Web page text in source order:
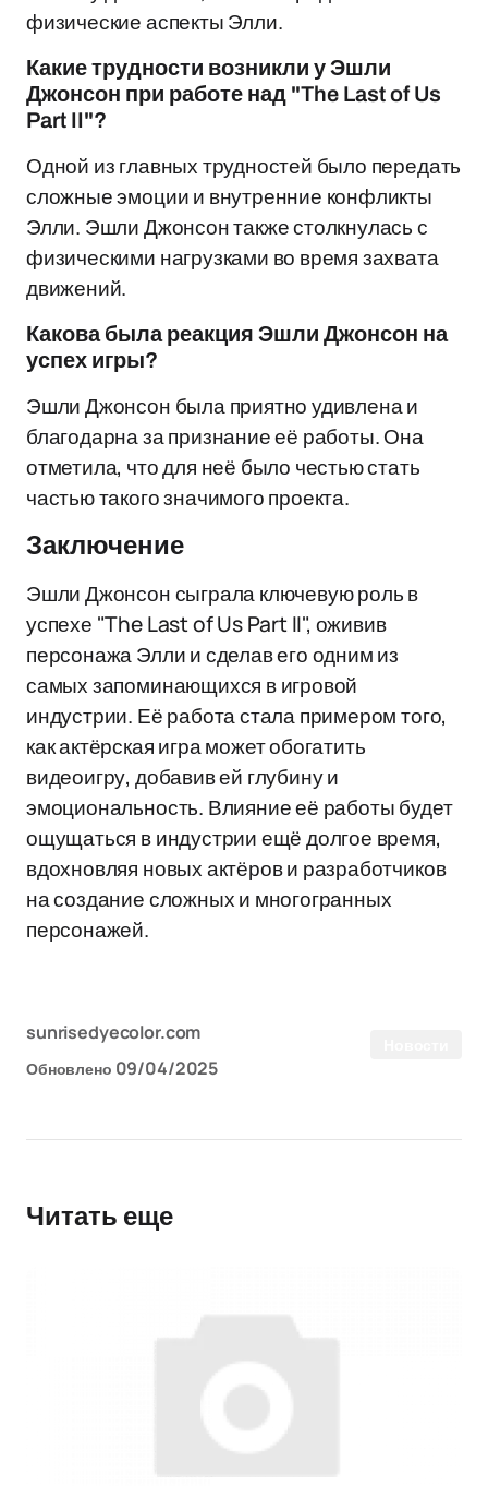
физические аспекты Элли.
Какие трудности возникли у Эшли
Джонсон при работе над "The Last of Us
Part II"?
Одной из главных трудностей было передать
сложные эмоции и внутренние конфликты
Элли. Эшли Джонсон также столкнулась с
физическими нагрузками во время захвата
движений.
Какова была реакция Эшли Джонсон на
успех игры?
Эшли Джонсон была приятно удивлена и
благодарна за признание её работы. Она
отметила, что для неё было честью стать
частью такого значимого проекта.
Заключение
Эшли Джонсон сыграла ключевую роль в
успехе "The Last of Us Part II", оживив
персонажа Элли и сделав его одним из
самых запоминающихся в игровой
индустрии. Её работа стала примером того,
как актёрская игра может обогатить
видеоигру, добавив ей глубину и
эмоциональность. Влияние её работы будет
ощущаться в индустрии ещё долгое время,
вдохновляя новых актёров и разработчиков
на создание сложных и многогранных
персонажей.
sunrisedyecolor.com
Обновлено 09/04/2025
Читать еще